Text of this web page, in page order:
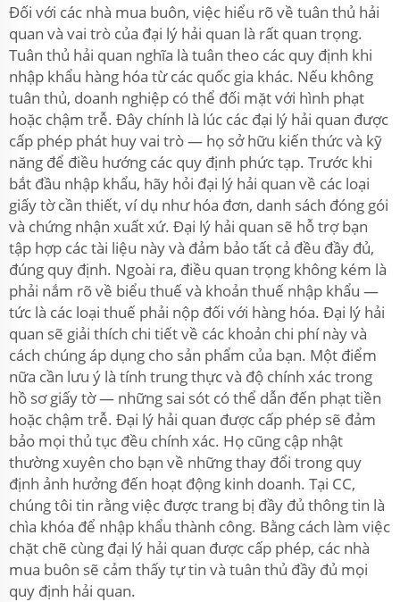
Đối với các nhà mua buôn, việc hiểu rõ về tuân thủ hải
quan và vai trò của đại lý hải quan là rất quan trọng.
Tuân thủ hải quan nghĩa là tuân theo các quy định khi
nhập khẩu hàng hóa từ các quốc gia khác. Nếu không
tuân thủ, doanh nghiệp có thể đối mặt với hình phạt
hoặc chậm trễ. Đây chính là lúc các đại lý hải quan được
cấp phép phát huy vai trò — họ sở hữu kiến thức và kỹ
năng để điều hướng các quy định phức tạp. Trước khi
bắt đầu nhập khẩu, hãy hỏi đại lý hải quan về các loại
giấy tờ cần thiết, ví dụ như hóa đơn, danh sách đóng gói
và chứng nhận xuất xứ. Đại lý hải quan sẽ hỗ trợ bạn
tập hợp các tài liệu này và đảm bảo tất cả đều đầy đủ,
đúng quy định. Ngoài ra, điều quan trọng không kém là
phải nắm rõ về biểu thuế và khoản thuế nhập khẩu —
tức là các loại thuế phải nộp đối với hàng hóa. Đại lý hải
quan sẽ giải thích chi tiết về các khoản chi phí này và
cách chúng áp dụng cho sản phẩm của bạn. Một điểm
nữa cần lưu ý là tính trung thực và độ chính xác trong
hồ sơ giấy tờ — những sai sót có thể dẫn đến phạt tiền
hoặc chậm trễ. Đại lý hải quan được cấp phép sẽ đảm
bảo mọi thủ tục đều chính xác. Họ cũng cập nhật
thường xuyên cho bạn về những thay đổi trong quy
định ảnh hưởng đến hoạt động kinh doanh. Tại CC,
chúng tôi tin rằng việc được trang bị đầy đủ thông tin là
chìa khóa để nhập khẩu thành công. Bằng cách làm việc
chặt chẽ cùng đại lý hải quan được cấp phép, các nhà
mua buôn sẽ cảm thấy tự tin và tuân thủ đầy đủ mọi
quy định hải quan.